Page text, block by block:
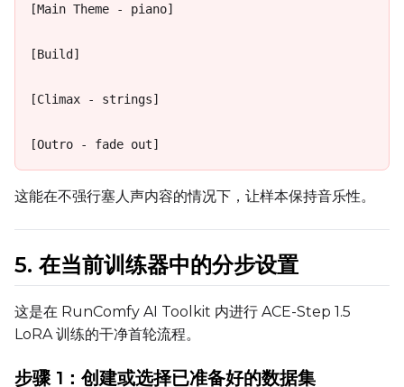
[Main Theme - piano]
[Build]
[Climax - strings]
[Outro - fade out]
这能在不强行塞人声内容的情况下，让样本保持音乐性。
5. 在当前训练器中的分步设置
这是在 RunComfy AI Toolkit 内进行 ACE-Step 1.5
LoRA 训练的干净首轮流程。
步骤 1：创建或选择已准备好的数据集